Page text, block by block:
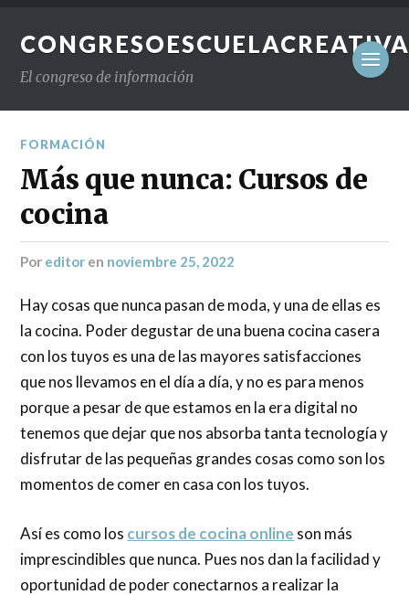
El congreso de información
FORMACIÓN
Más que nunca: Cursos de
cocina
por editor en noviembre 25, 2022
Hay cosas que nunca pasan de moda, y una de ellas es
la cocina. Poder degustar de una buena cocina casera
con los tuyos es una de las mayores satisfacciones
que nos llevamos en el día a día, y no es para menos
porque a pesar de que estamos en la era digital no
tenemos que dejar que nos absorba tanta tecnología y
disfrutar de las pequeñas grandes cosas como son los
momentos de comer en casa con los tuyos.
Así es como los cursos de cocina online son más
imprescindibles que nunca. Pues nos dan la facilidad y
oportunidad de poder conectarnos a realizar la